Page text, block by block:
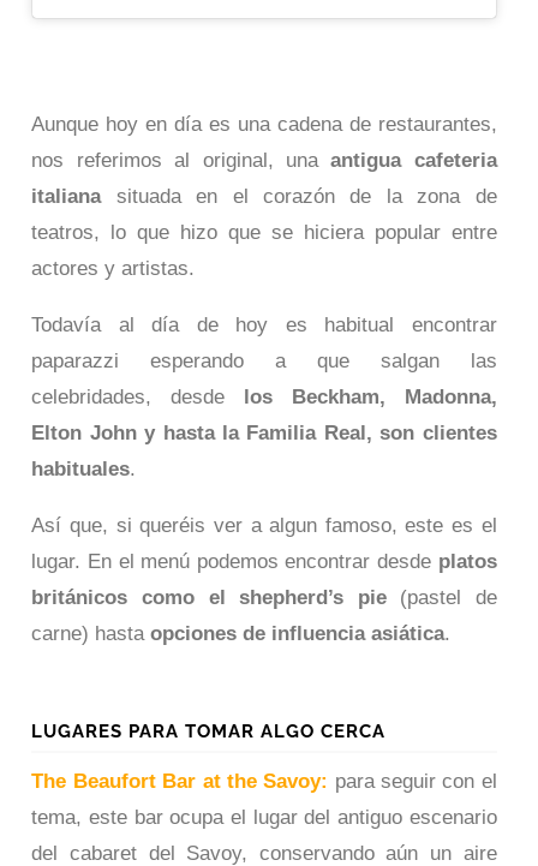
Aunque hoy en día es una cadena de restaurantes,
nos referimos al original, unaantigua cafeteria
italianasituada en el corazón de la zona de
teatros, lo que hizo que se hiciera popular entre
actores y artistas.
Todavía al día de hoy es habitual encontrar
paparazzi esperando a que salgan las
celebridades, desde los Beckham, Madonna,
Elton John y hasta la Familia Real, son clientes
habituales.
Así que, si queréis ver a algun famoso, este es el
lugar. En el menú podemos encontrar desde platos
británicos como el shepherd’s pie(pastel de
carne) hastaopciones de influencia asiática.
LUGARES PARA TOMAR ALGO CERCA
The Beaufort Bar at the Savoy: para seguir con el
tema, este bar ocupa el lugar del antiguo escenario
del cabaret del Savoy, conservando aún un aire